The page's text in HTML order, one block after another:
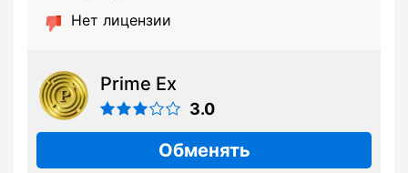
Нет лицензии
Prime Ex
3.0
Обменять